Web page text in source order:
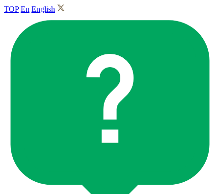
TOP En English